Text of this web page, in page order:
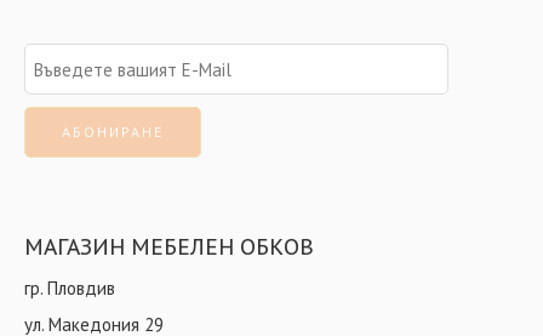
МАГАЗИН МЕБЕЛЕН ОБКОВ
гр. Пловдив
ул. Македония 29